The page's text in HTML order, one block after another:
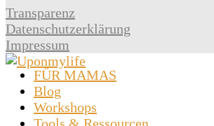
Transparenz
Datenschutzerklärung
Impressum
FÜR MAMAS
Blog
Workshops